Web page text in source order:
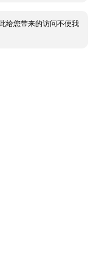
给您带来的访问不便我